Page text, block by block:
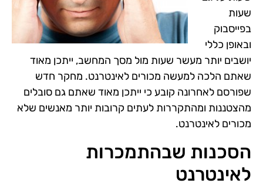
שעות
בפייסבוק
ובאופן כללי
יושבים יותר מעשר שעות מול מסך המחשב, ייתכן מאוד
שאתם הלכה למעשה מכורים לאינטרנט. מחקר חדש
שפורסם לאחרונה קובע כי ייתכן מאוד שאתם גם סובלים
מהצטננות ומהתקררות לעתים קרובות יותר מאנשים שלא
מכורים לאינטרנט.
הסכנות שבהתמכרות
לאינטרנט